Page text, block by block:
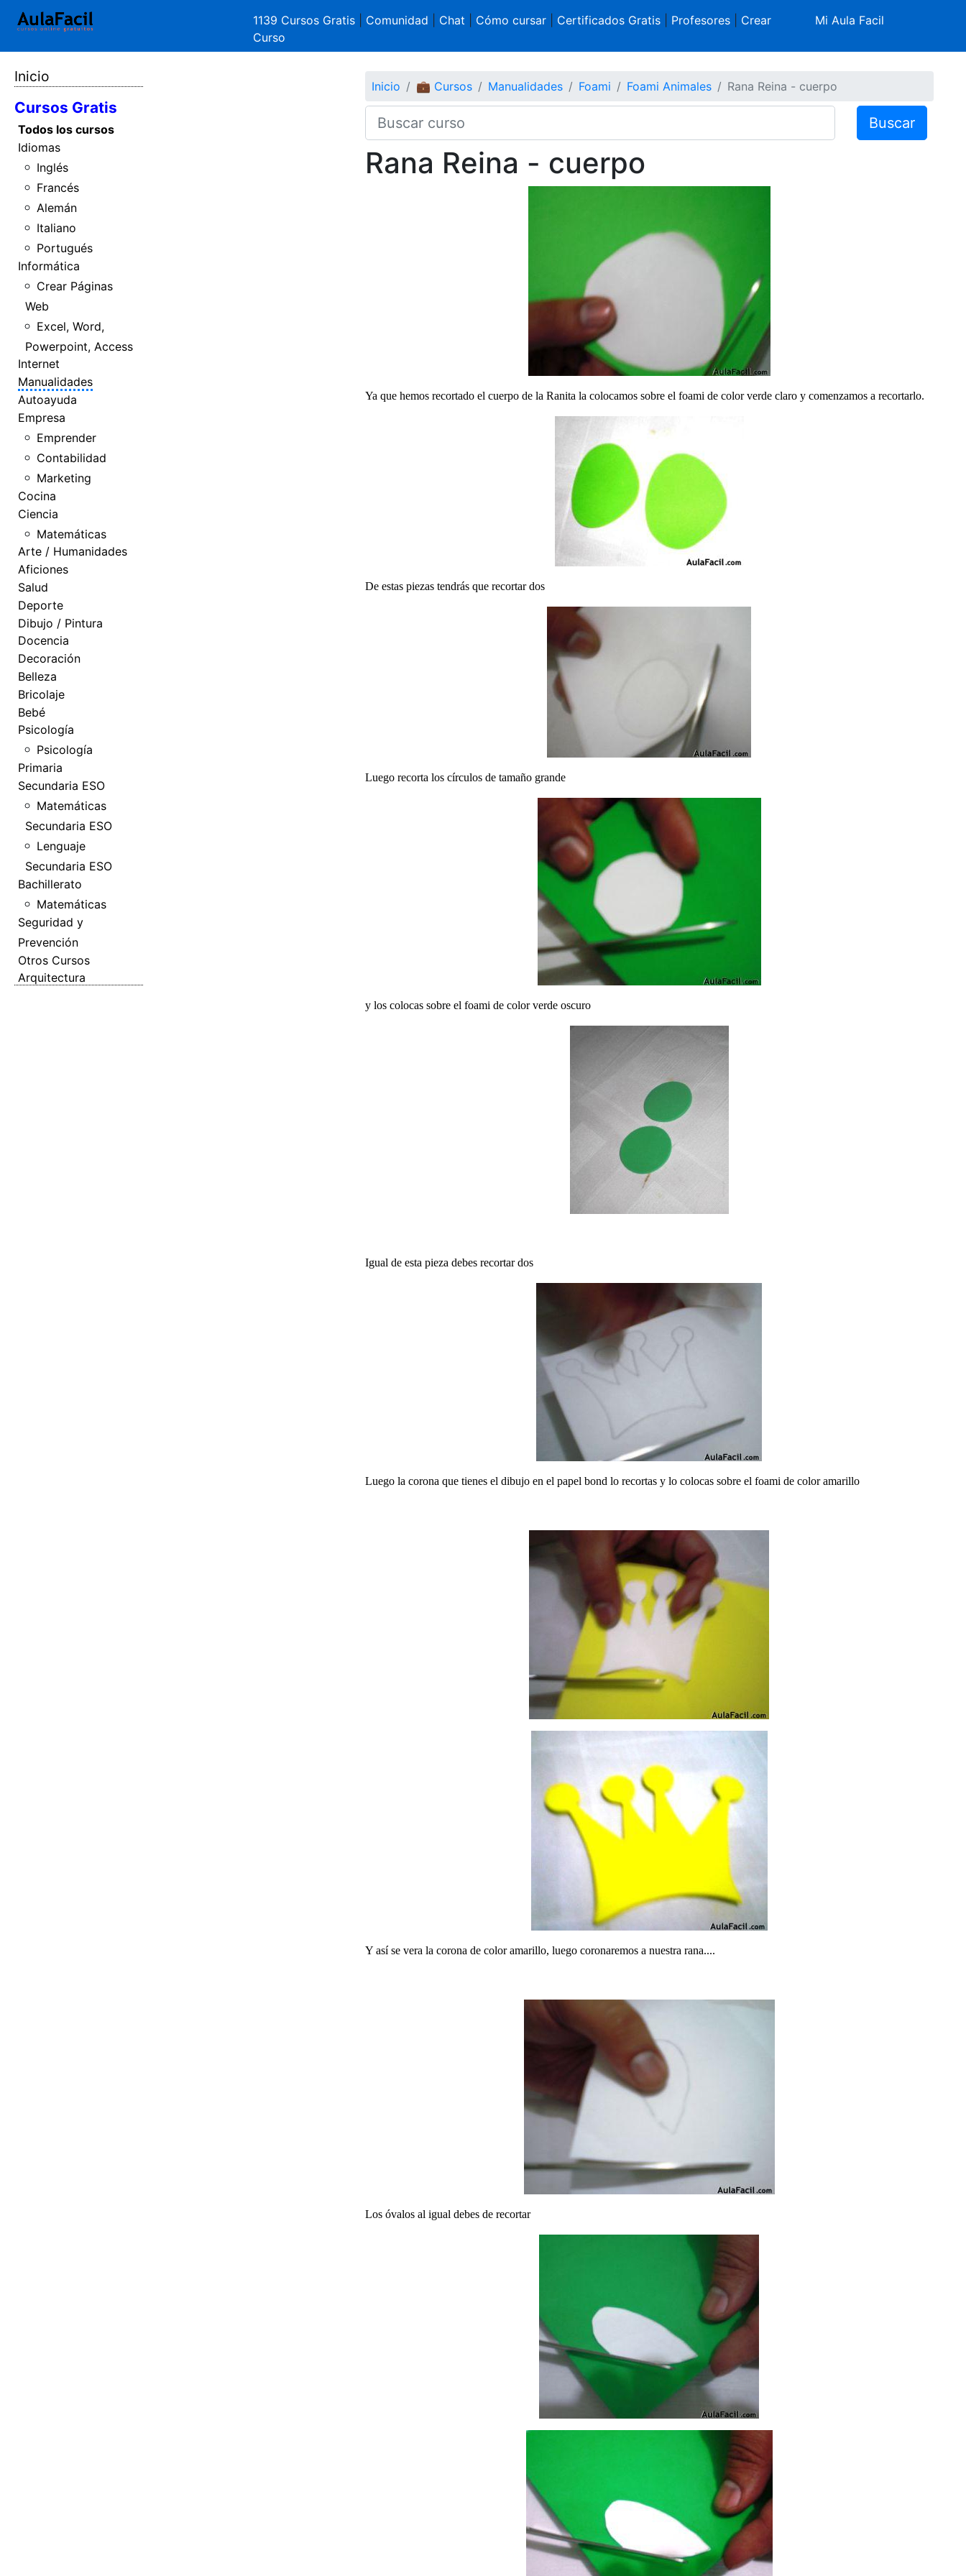
1139 Cursos Gratis Comunidad Chat Cómo cursar| Certificados Gratis| Profesores| Crear
Curso
Mi Aula Facil
Inicio
Cursos Gratis
Todos los cursos
Idiomas
Inglés
Francés
Alemán
Italiano
Portugués
Informática
Crear Páginas
Web
Excel, Word,
Powerpoint, Access
Internet
Manualidades
Autoayuda
Empresa
Emprender
Contabilidad
Marketing
Cocina
Ciencia
Matemáticas
Arte / Humanidades
Aficiones
Salud
Deporte
Dibujo / Pintura
Docencia
Decoración
Belleza
Bricolaje
Bebé
Psicología
Psicología
Primaria
Secundaria ESO
Matemáticas
Secundaria ESO
Lenguaje
Secundaria ESO
Bachillerato
Matemáticas
Seguridad y
Prevención
Otros Cursos
Arquitectura
Inicio 💼 Cursos Manualidades Foami Foami Animales Rana Reina - cuerpo
Buscar
Rana Reina - cuerpo
Ya que hemos recortado el cuerpo de la Ranita la colocamos sobre el foami de color verde claro y comenzamos a recortarlo.
De estas piezas tendrás que recortar dos
Luego recorta los círculos de tamaño grande
y los colocas sobre el foami de color verde oscuro
Igual de esta pieza debes recortar dos
Luego la corona que tienes el dibujo en el papel bond lo recortas y lo colocas sobre el foami de color amarillo
Y así se vera la corona de color amarillo, luego coronaremos a nuestra rana....
Los óvalos al igual debes de recortar